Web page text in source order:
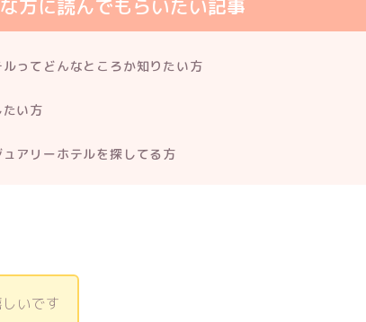
方に読んでもらいたい記事
ってどんなところか知りたい方
い方
アリーホテルを探してる方
いです